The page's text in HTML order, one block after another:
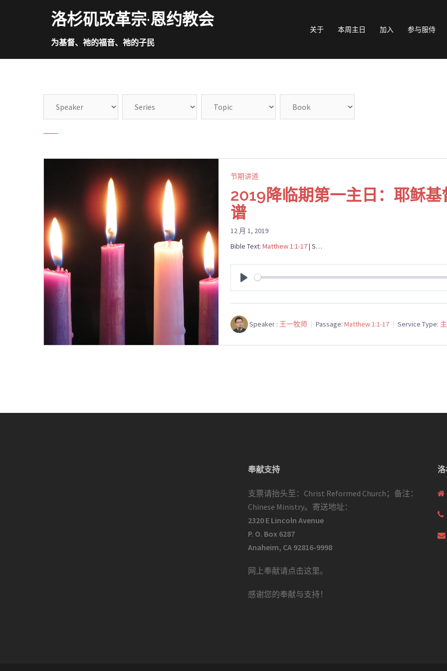
洛杉矶改革宗·恩约教会
为基督、祂的福音、祂的子民
关于 本周主日 加入 参与服侍
节期讲道
2019降临期第一主日：耶稣基
谱
12 月 1, 2019
Bible Text:Matthew 1:1-17| S…
PLAY
Speaker : 王一牧师 Passage: Matthew 1:1-17 Service Type:
奉献支持
支票请抬头至：Christ Reformed Church；备注：
Chinese Ministry。寄送地址：
2320 E Lincoln Avenue
P. O. Box 6287
Anaheim, CA 92816-9998
网上奉献请点击这里。
感谢您的奉献与支持！
洛